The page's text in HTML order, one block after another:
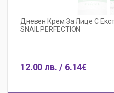
Дневен Крем За Лице С
SNAIL PERFECTION
12.00 лв. / 6.14€